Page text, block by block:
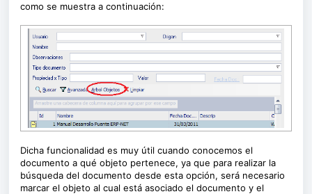
como se muestra a continuación:
Dicha funcionalidad es muy útil cuando conocemos el
documento a qué objeto pertenece, ya que para realizar la
búsqueda del documento desde esta opción, será necesario
marcar el objeto al cual está asociado el documento y el